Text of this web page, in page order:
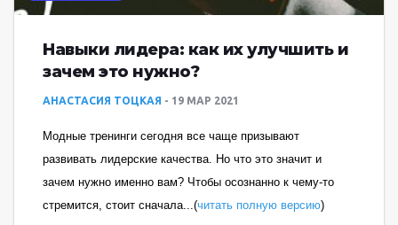
Навыки лидера: как их улучшить и
зачем это нужно?
АНАСТАСИЯ ТОЦКАЯ 19 МАР 2021
Модные тренинги сегодня все чаще призывают
развивать лидерские качества. Но что это значит и
зачем нужно именно вам? Чтобы осознанно к чему-то
стремится, стоит сначала...(читать полную версию)